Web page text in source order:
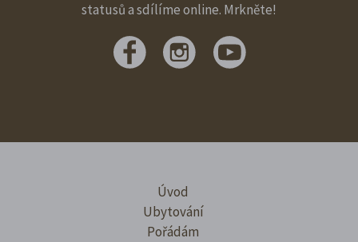
statusů a sdílíme online. Mrkněte!
Úvod
Ubytování
Pořádám